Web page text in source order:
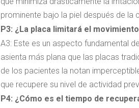
prominente bajo la piel después de la
P3: ¿La placa limitará el
A3: Este es un aspecto fundamental
asienta más plana que las placas
de los pacientes la notan
que recupere su nivel de actividad
P4: ¿Cómo es el tiempo de